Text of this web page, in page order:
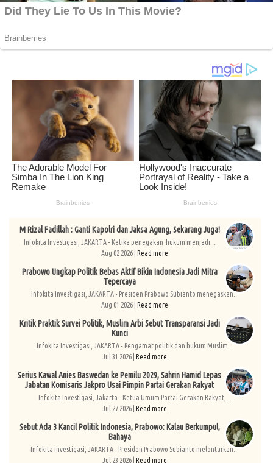
M Rizal Fadillah : Ganti Kapolri dan Jaksa Agung, Sekarang Juga!
Infokita Investigasi, JAKARTA - Ketika penegakan hukum menjadi...
Aug 02 2026 |Read more
Prabowo Ungkap Politik Bebas Aktif Bikin Indonesia Jadi Mitra
Tepercaya
Infokita Investigasi, JAKARTA - Presiden Prabowo Subianto menegaskan...
Aug 01 2026 |Read more
Kritik Praktik Survei Politik, Muslim Arbi Sebut Transparansi Jadi
Kunci
Infokita Investigasi, JAKARTA - Pengamat politik dan hukum Muslim...
Jul 31 2026 |Read more
Serius Kawal Anies Baswedan ke Pemilu 2029, Sahrin Hamid Lepas
Jabatan Komisaris Jakpro Usai Pimpin Partai Gerakan Rakyat
Infokita Investigasi, Jakarta - Ketua Umum Partai Gerakan Rakyat,...
Jul 27 2026 |Read more
Sebut Ada 3 Kancil Politik Indonesia, Prabowo: Kalau Berkumpul,
Bahaya
Infokita Investigasi, JAKARTA - Presiden Prabowo Subianto melontarkan...
Jul 23 2026 |Read more